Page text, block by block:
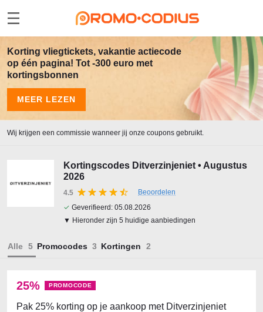
Korting vliegtickets, vakantie actiecode
op één pagina! Tot -300 euro met
kortingsbonnen
MEER LEZEN
Wij krijgen een commissie wanneer jij onze coupons gebruikt.
Kortingscodes Ditverzinjeniet • Augustus
2026
4.5
Beoordelen
✓ Geverifieerd: 05.08.2026
▼ Hieronder zijn 5 huidige aanbiedingen
Alle Promocodes Kortingen
25% PROMOCODE
Pak 25% korting op je aankoop met Ditverzinjeniet